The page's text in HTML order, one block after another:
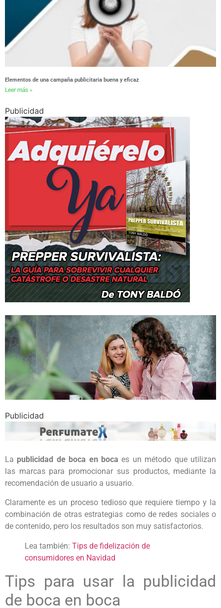
Elementos de una campaña publicitaria buena y eficaz
Leer más »
Publicidad
Publicidad
La publicidad de boca en boca es un método que utilizan
las marcas para promocionar sus productos, mediante la
recomendación de usuario a usuario.
Claramente es un proceso tedioso que requiere tiempo y la
combinación de otras estrategias como de redes sociales o
de contenido, pero los resultados son muy satisfactorios.
Lea también: Tips de fidelización de
consumidores en Navidad
Tips para usar la publicidad
de boca en boca